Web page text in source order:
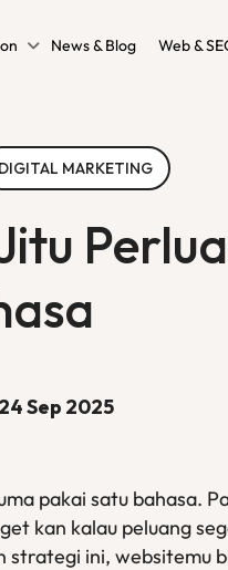
News & Blog Web &
DIGITAL MARKETING
24 Sep 2025
pakai satu bahasa.
kan kalau peluang
ini, websitemu